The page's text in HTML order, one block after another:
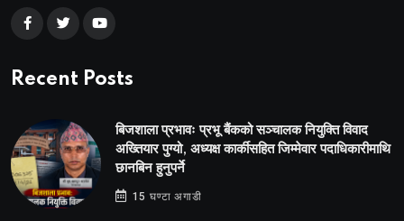
Recent Posts
बिजशाला प्रभावः प्रभू बैंकको सञ्चालक नियुक्ति विवाद
अख्तियार पुग्यो, अध्यक्ष कार्कीसहित जिम्मेवार पदाधिकारीमाथि
छानबिन हुनुपर्ने
15 घण्टा अगाडी